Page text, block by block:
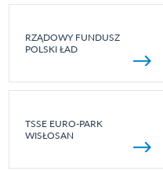
RZĄDOWY FUNDUSZ
POLSKI ŁAD
TSSE EURO-PARK
WISŁOSAN